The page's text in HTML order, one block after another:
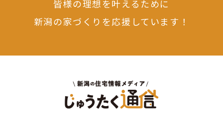
皆様の理想を叶えるために
新潟の家づくりを応援しています！